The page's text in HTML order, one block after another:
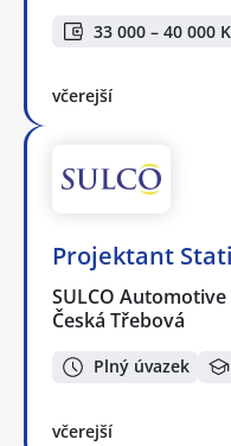
33 000 – 40 000
včerejší
Projektant
SULCO
Česká Třebová
Plný úvazek
včerejší